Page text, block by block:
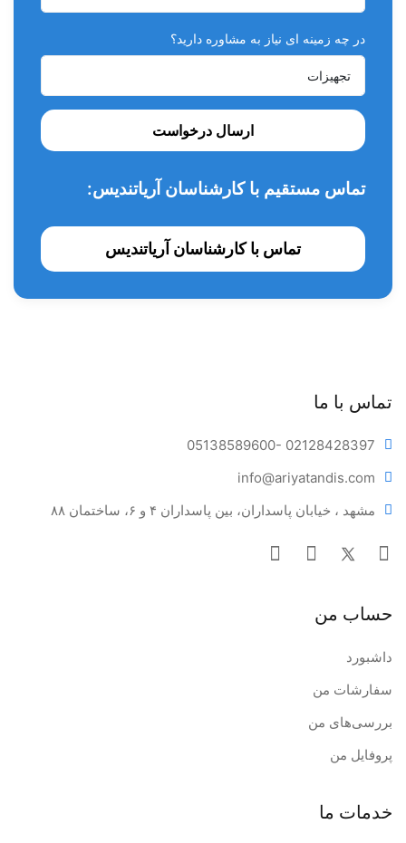
در چه زمینه ای نیاز به مشاوره دارید؟
ارسال درخواست
تماس مستقیم با کارشناسان آریاتندیس:
تماس با کارشناسان آریاتندیس
تماس با ما
05138589600- 02128428397
info@ariyatandis.com
مشهد ، خیابان پاسداران، بین پاسداران ۴ و ۶، ساختمان ۸۸
حساب من
داشبورد
سفارشات من
بررسی‌های من
پروفایل من
خدمات ما